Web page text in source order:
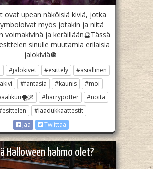
ovat upean näköisiä kiviä, jotka
myös jotakin ja niitä
voimakivinä ja keräillään🔮Tässä
sinulle muutamia erilaisia
jalokiviä🪩
#jalokivet #esittely
#asiallinen
#fantasia #kaunis
#moi
#harrypotter
#noita
#laadukkaattestit
Jaa
Twiittaa
Halloween hahmo olet?